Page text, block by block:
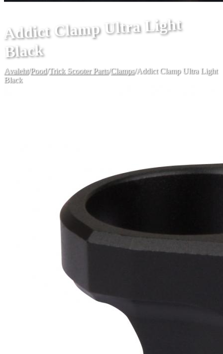
Addict Clamp Ultra Light
Black
Avaleht/Pood/Trick Scooter Parts/Clamps/Addict Clamp Ultra Light
Black